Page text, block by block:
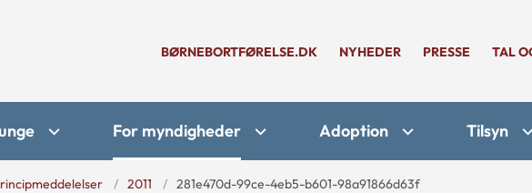
BØRNEBORTFØRELSE.DK NYHEDER PRESSE TAL
For myndigheder Adoption Tilsyn
2011 281e470d-99ce-4eb5-b601-98a91866d63f